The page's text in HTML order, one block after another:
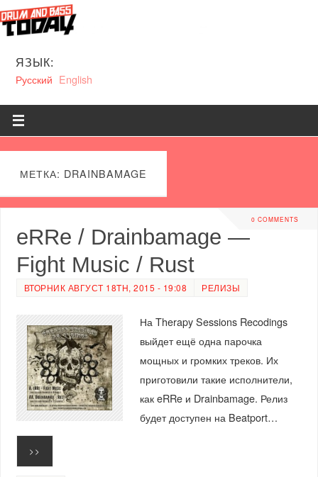
ЯЗЫК:
Русский English
МЕТКА: DRAINBAMAGE
0 COMMENTS
eRRe / Drainbamage —
Fight Music / Rust
ВТОРНИК АВГУСТ 18TH, 2015 - 19:08 РЕЛИЗЫ
На Therapy Sessions Recodings
выйдет ещё одна парочка
мощных и громких треков. Их
приготовили такие исполнители,
как eRRe и Drainbamage. Релиз
будет доступен на Beatport…
>>